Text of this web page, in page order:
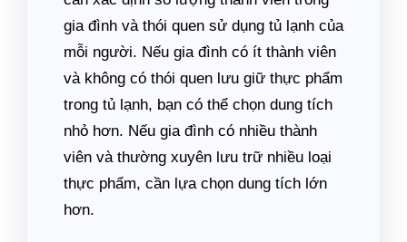
gia đình và thói quen sử dụng tủ lạnh của
mỗi người. Nếu gia đình có ít thành viên
và không có thói quen lưu giữ thực phẩm
trong tủ lạnh, bạn có thể chọn dung tích
nhỏ hơn. Nếu gia đình có nhiều thành
viên và thường xuyên lưu trữ nhiều loại
thực phẩm, cần lựa chọn dung tích lớn
hơn.